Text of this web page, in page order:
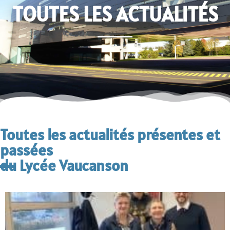
TOUTES LES ACTUALITÉS
Toutes les actualités présentes et
passées
du Lycée Vaucanson